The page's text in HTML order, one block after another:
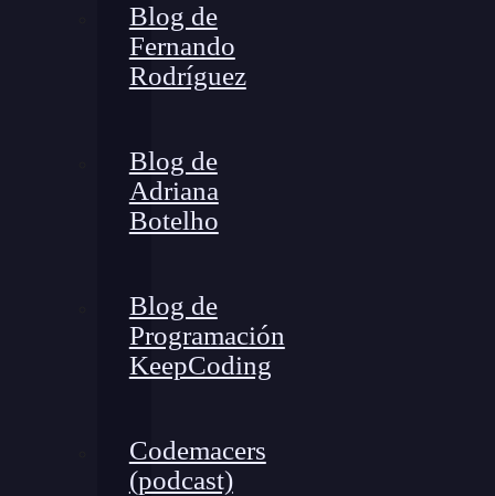
Blog de
Fernando
Rodríguez
Blog de
Adriana
Botelho
Blog de
Programación
KeepCoding
Codemacers
(podcast)